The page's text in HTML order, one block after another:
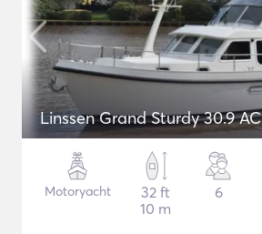
Linssen Grand Sturdy 30.9 AC
Motoryacht
32 ft
10 m
6